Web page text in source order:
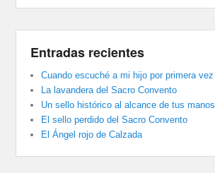
Entradas recientes
Cuando escuché a mi hijo por primera vez
La lavandera del Sacro Convento
Un sello histórico al alcance de tus manos
El sello perdido del Sacro Convento
El Ángel rojo de Calzada